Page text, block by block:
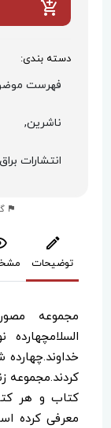
دسته بندی:
فهرست
ناشرین,
انتشارات
توضیحات
کردند.مجموعه
کتاب و هر
معرفی کرده